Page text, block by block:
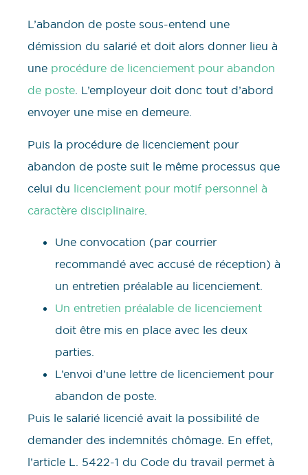
L’abandon de poste sous-entend une
démission du salarié et doit alors donner lieu à
une procédure de licenciement pour abandon
de poste. L’employeur doit donc tout d’abord
envoyer une mise en demeure.
Puis la procédure de licenciement pour
abandon de poste suit le même processus que
celui du licenciement pour motif personnel à
caractère disciplinaire
Une convocation (par courrier
recommandé avec accusé de réception) à
un entretien préalable au licenciement.
Un entretien préalable de licenciement
doit être mis en place avec les deux
parties.
L’envoi d’une lettre de licenciement pour
abandon de poste.
Puis le salarié licencié avait la possibilité de
demander des indemnités chômage. En effet,
l’article L. 5422-1 du Code du travail permet à